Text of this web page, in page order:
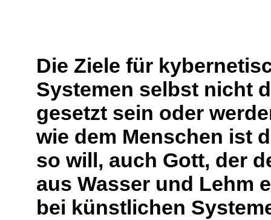
Die Ziele für
Systemen selbst nicht
gesetzt sein oder
wie dem Menschen ist
so will, auch Gott, der
aus Wasser und Lehm
bei künstlichen